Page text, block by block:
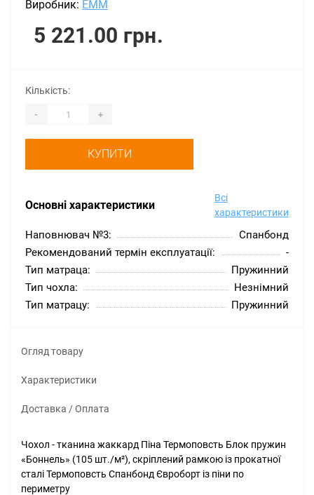
Виробник: EMM
5 221.00 грн.
Основні характеристики
Всі
характеристики
Наповнювач №3:
Спанбонд
Рекомендований термін експлуатації:
-
Тип матраца:
Пружинний
Тип чохла:
Незнімний
Тип матрацу:
Пружинний
Кількість:
- +
КУПИТИ
Огляд товару
Характеристики
Доставка / Оплата
Чохол - тканина жаккард Піна Термоповсть Блок пружин
«Боннель» (105 шт./м²), скріплений рамкою із прокатної
сталі Термоповсть Спанбонд Євроборт із піни по
периметру